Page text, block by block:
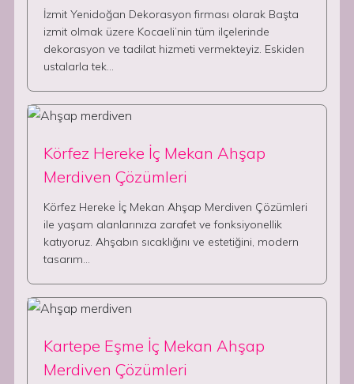
İzmit Yenidoğan Dekorasyon firması olarak Başta
izmit olmak üzere Kocaeli’nin tüm ilçelerinde
dekorasyon ve tadilat hizmeti vermekteyiz. Eskiden
ustalarla tek…
Körfez Hereke İç Mekan Ahşap
Merdiven Çözümleri
Körfez Hereke İç Mekan Ahşap Merdiven Çözümleri
ile yaşam alanlarınıza zarafet ve fonksiyonellik
katıyoruz. Ahşabın sıcaklığını ve estetiğini, modern
tasarım…
Kartepe Eşme İç Mekan Ahşap
Merdiven Çözümleri